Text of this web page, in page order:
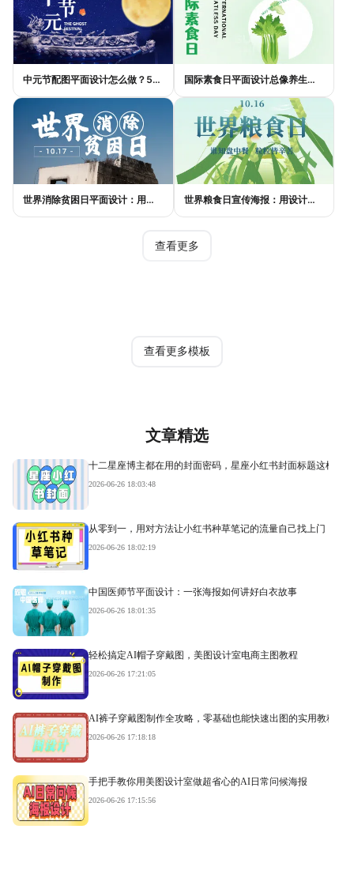
中元节配图平面设计怎么做？5种风格模板轻松搞定节日氛围 国际素食日平面设计总像养生广告？三个思路让它变酷
世界消除贫困日平面设计：用视觉语言传递尊严与温度 世界粮食日宣传海报：用设计传递"粮"心，让每一粒米都有声音
查看更多
查看更多模板
文章精选
十二星座博主都在用的封面密码，星座小红书封面标题这样写
2026-06-26 18:03:48
从零到一，用对方法让小红书种草笔记的流量自己找上门
2026-06-26 18:02:19
中国医师节平面设计：一张海报如何讲好白衣故事
2026-06-26 18:01:35
轻松搞定AI帽子穿戴图，美图设计室电商主图教程
2026-06-26 17:21:05
AI裤子穿戴图制作全攻略，零基础也能快速出图的实用教程
2026-06-26 17:18:18
手把手教你用美图设计室做超省心的AI日常问候海报
2026-06-26 17:15:56